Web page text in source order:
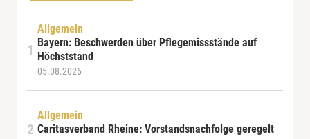
Allgemein
Bayern: Beschwerden über Pflegemissstände auf
Höchststand
05.08.2026
Allgemein
Caritasverband Rheine: Vorstandsnachfolge geregelt